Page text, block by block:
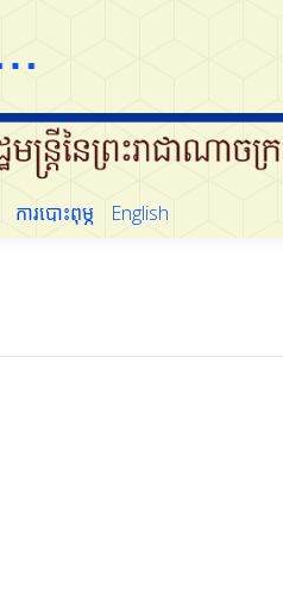
ការបោះពុម្ភ English